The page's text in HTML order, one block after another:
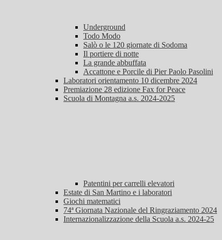
Underground
Todo Modo
Salò o le 120 giornate di Sodoma
Il portiere di notte
La grande abbuffata
Accattone e Porcile di Pier Paolo Pasolini
Laboratori orientamento 10 dicembre 2024
Premiazione 28 edizione Fax for Peace
Scuola di Montagna a.s. 2024-2025
Patentini per carrelli elevatori
Estate di San Martino e i laboratori
Giochi matematici
74ª Giornata Nazionale del Ringraziamento 2024
Internazionalizzazione della Scuola a.s. 2024-25